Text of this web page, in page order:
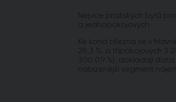
Nejvíce pražských bytů
a jednopokojových.
Ke konci března se v
28,3 %, a třípokojových 3
300 (1,9 %), dokládají
nabízenější segment